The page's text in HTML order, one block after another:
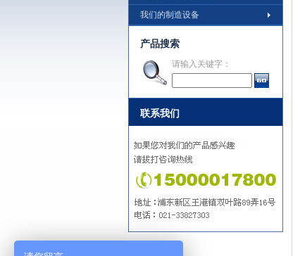
我们的制造设备
产品搜索
请输入关键字：
联系我们